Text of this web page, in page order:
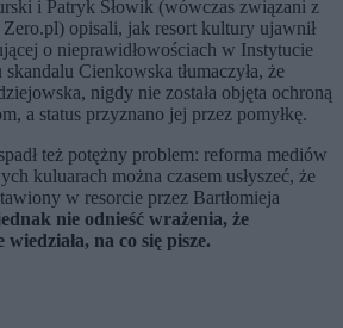
i Patryk Słowik (wówczas związani z
opisali, jak resort kultury ujawnił
o nieprawidłowościach w Instytucie
Cienkowska tłumaczyła, że
nigdy nie została objęta ochroną
a status przyznano jej przez pomyłkę.
też potężny problem: reforma mediów
kuluarach można czasem usłyszeć, że
w resorcie przez Bartłomieja
nie odnieść wrażenia, że
na co się pisze.